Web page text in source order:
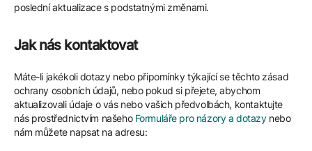
poslední aktualizace s podstatnými změnami.
Jak nás kontaktovat
Máte-li jakékoli dotazy nebo připomínky týkající se těchto zásad
ochrany osobních údajů, nebo pokud si přejete, abychom
aktualizovali údaje o vás nebo vašich předvolbách, kontaktujte
nás prostřednictvím našeho Formuláře pro názory a dotazynebo
nám můžete napsat na adresu: